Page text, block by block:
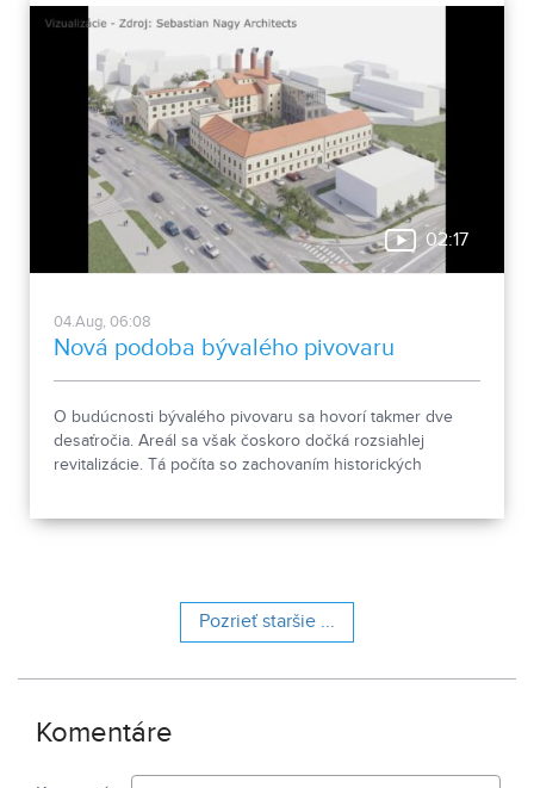
02:17
04.Aug, 06:08
Nová podoba bývalého pivovaru
O budúcnosti bývalého pivovaru sa hovorí takmer dve
desaťročia. Areál sa však čoskoro dočká rozsiahlej
revitalizácie. Tá počíta so zachovaním historických
Pozrieť staršie ...
Komentáre